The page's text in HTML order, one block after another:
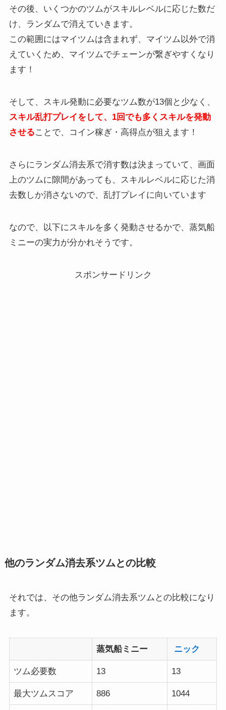
その後、いくつかのツムがスキルレベルに応じた数だ
け、ランダムで消えていきます。
この範囲にはマイツムは含まれず、マイツム以外で消
えていくため、マイツムでチェーンが繋ぎやすくなり
ます！
そして、スキル発動に必要なツム数が13個と少なく、
スキル乱打プレイをして、1回でも多くスキルを発動
させることで、コイン稼ぎ・高得点が狙えます！
さらにランダム消去系で消す数は決まっていて、画面
上のツムに隙間があっても、スキルレベルに応じた消
去数しか消さないので、乱打プレイに向いています
なので、以下にスキルを多く発動させるかで、蒸気船
ミニーの実力が分かれそうです。
スポンサードリンク
他のランダム消去系ツムとの比較
それでは、その他ランダム消去系ツムとの比較になり
ます。
蒸気船ミニー ニック
ツム必要数 13 13
最大ツムスコア 886 1044